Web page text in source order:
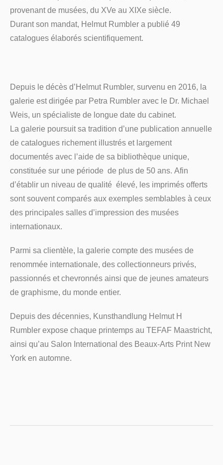
provenant de musées, du XVe au XIXe siècle.
Durant son mandat, Helmut Rumbler a publié 49
catalogues élaborés scientifiquement.
Depuis le décès d’Helmut Rumbler, survenu en 2016, la
galerie est dirigée par Petra Rumbler avec le Dr. Michael
Weis, un spécialiste de longue date du cabinet.
La galerie poursuit sa tradition d’une publication annuelle
de catalogues richement illustrés et largement
documentés avec l’aide de sa bibliothèque unique,
constituée sur une période de plus de 50 ans. Afin
d’établir un niveau de qualité élevé, les imprimés offerts
sont souvent comparés aux exemples semblables à ceux
des principales salles d’impression des musées
internationaux.
Parmi sa clientèle, la galerie compte des musées de
renommée internationale, des collectionneurs privés,
passionnés et chevronnés ainsi que de jeunes amateurs
de graphisme, du monde entier.
Depuis des décennies, Kunsthandlung Helmut H
Rumbler expose chaque printemps au TEFAF Maastricht,
ainsi qu’au Salon International des Beaux-Arts Print New
York en automne.